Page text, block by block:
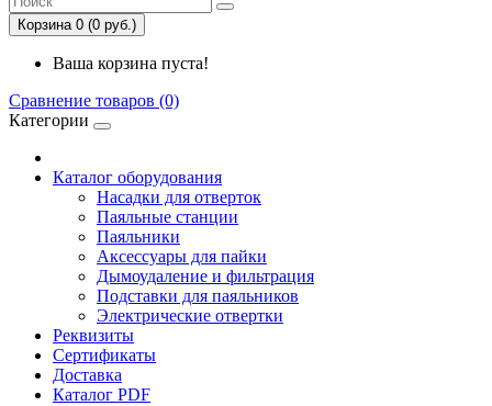
Корзина 0 (0 руб.)
Ваша корзина пуста!
Сравнение товаров (0)
Категории
Каталог оборудования
Насадки для отверток
Паяльные станции
Паяльники
Аксессуары для пайки
Дымоудаление и фильтрация
Подставки для паяльников
Электрические отвертки
Реквизиты
Сертификаты
Доставка
Каталог PDF